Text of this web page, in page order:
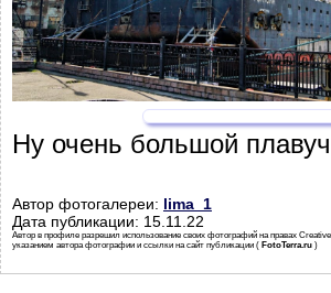
Ну очень большой
Автор фотогалереи: lima_1
Дата публикации: 15.11.22
Автор в профиле разрешил использование своих фотографий на правах
указанием автора фотографии и ссылки на сайт публикации ( FotoTerra.ru )